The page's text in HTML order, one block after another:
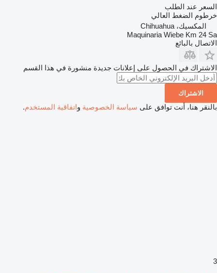
السعر عند الطلب
خرطوم الضغط العالي
المكسيك، Chihuahua
Maquinaria Wiebe Km 24 Sa
الاتصال بالبائع
الاشتراك في الحصول على إعلانات جديدة منشورة في هذا القسم
الاشتراك
بالنقر هنا، أنت توافق على سياسة الخصوصية واتفاقية المستخدم.
3